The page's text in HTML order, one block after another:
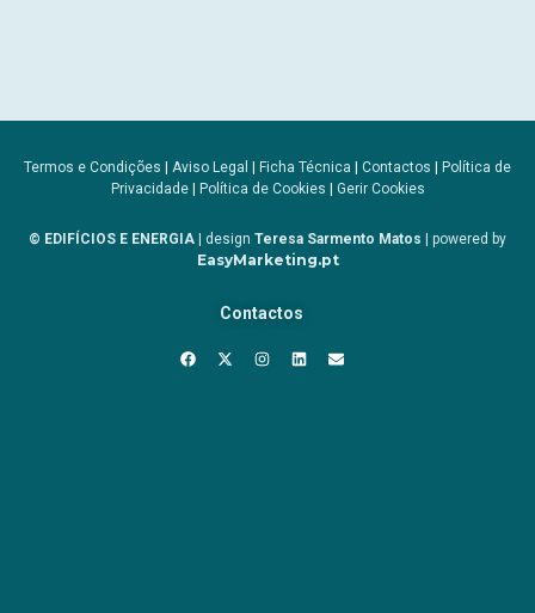
Termos e Condições | Aviso Legal | Ficha Técnica | Contactos | Política de
Privacidade| Política de Cookies | Gerir Cookies
© EDIFÍCIOS E ENERGIA | design Teresa Sarmento Matos | powered by
EasyMarketing.pt
Contactos